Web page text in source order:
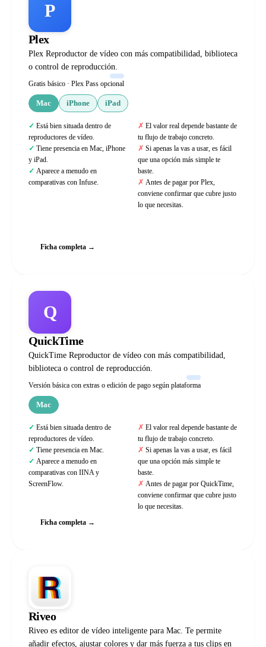
P
Plex
Plex Reproductor de vídeo con más compatibilidad, biblioteca
o control de reproducción.
Gratis básico · Plex Pass opcional
Mac iPhone iPad
Está bien situada dentro de
reproductores de vídeo.
Tiene presencia en Mac, iPhone
y iPad.
Aparece a menudo en
comparativas con Infuse.
El valor real depende bastante de
tu flujo de trabajo concreto.
Si apenas la vas a usar, es fácil
que una opción más simple te
baste.
Antes de pagar por Plex,
conviene confirmar que cubre justo
lo que necesitas.
Ficha completa →
Q
QuickTime
QuickTime Reproductor de vídeo con más compatibilidad,
biblioteca o control de reproducción.
Versión básica con extras o edición de pago según plataforma
Mac
Está bien situada dentro de
reproductores de vídeo.
Tiene presencia en Mac.
Aparece a menudo en
comparativas con IINA y
ScreenFlow.
El valor real depende bastante de
tu flujo de trabajo concreto.
Si apenas la vas a usar, es fácil
que una opción más simple te
baste.
Antes de pagar por QuickTime,
conviene confirmar que cubre justo
lo que necesitas.
Ficha completa →
Riveo
Riveo es editor de vídeo inteligente para Mac. Te permite
añadir efectos, ajustar colores y dar más fuerza a tus clips en